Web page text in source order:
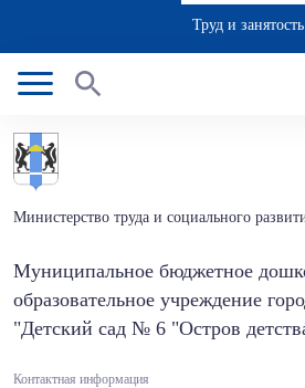
Труд и занятость
Министерство труда и социального
Муниципальное бюджетное
образовательное учреждение
"Детский сад № 6 "Остров
Контактная информация